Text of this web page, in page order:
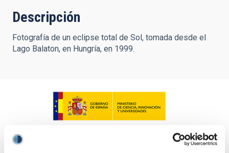
Descripción
Fotografía de un eclipse total de Sol, tomada desde el
Lago Balaton, en Hungría, en 1999.